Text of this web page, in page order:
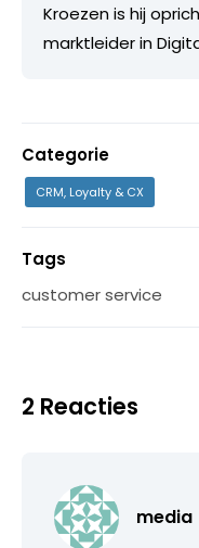
Kroezen is hij
marktleider in
Categorie
CRM, Loyalty & CX
Tags
customer service
2 Reacties
media